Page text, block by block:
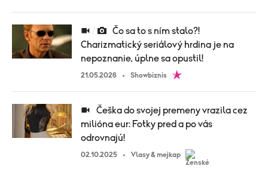
Charizmatický seriálový hrdina je na
nepoznanie, úplne sa opustil!
21.05.2026 Showbiznis
milióna eur: Fotky pred a po vás
odrovnajú!
02.10.2025 Vlasy & mejkap